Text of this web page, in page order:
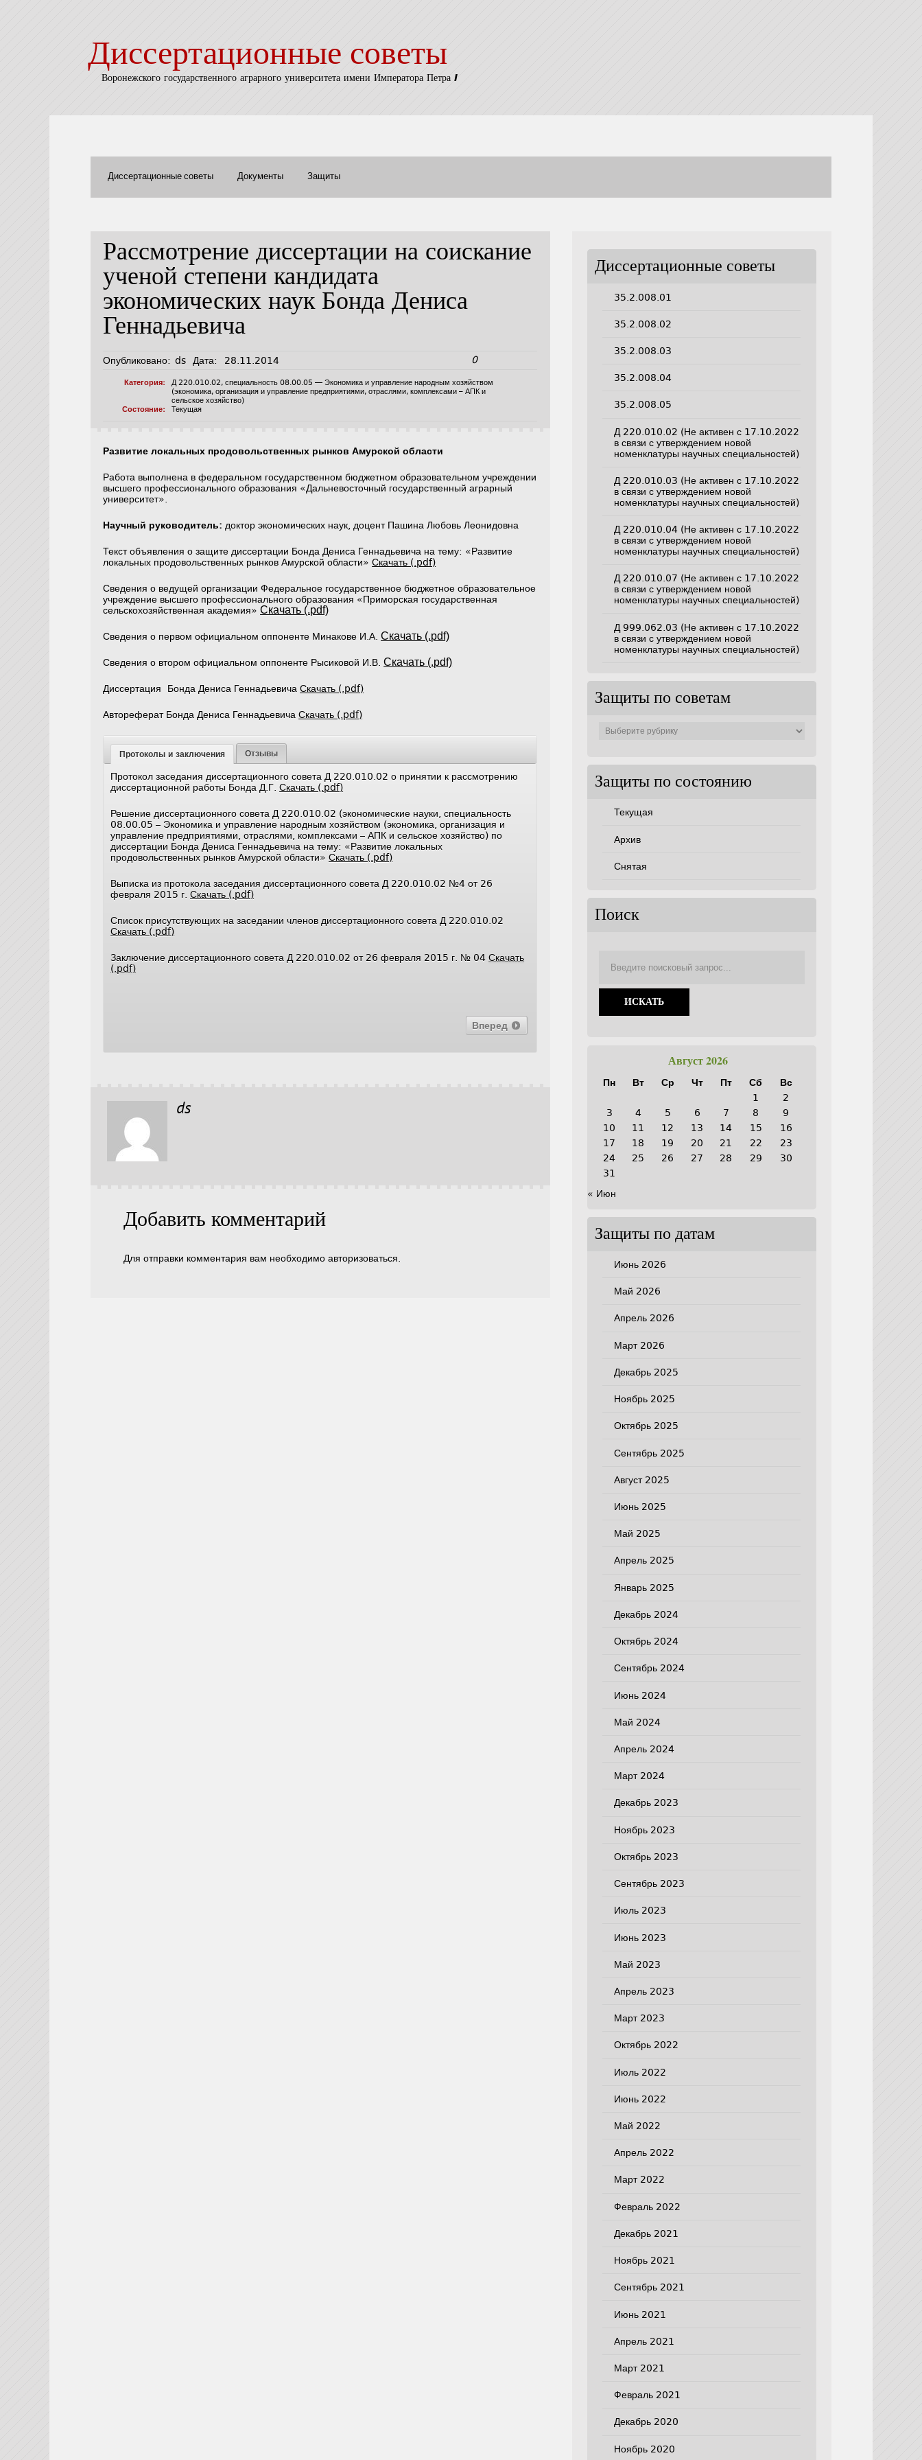
Диссертационные советы
Воронежского государственного аграрного университета имени Императора Петра I
Диссертационные советы Документы Защиты
Рассмотрение диссертации на соискание
ученой степени кандидата
экономических наук Бонда Дениса
Геннадьевича
Опубликовано: ds Дата: 28.11.2014 0
Категория: Д 220.010.02,специальность 08.00.05 — Экономика и управление народным хозяйством
(экономика, организация и управление предприятиями, отраслями, комплексами – АПК и
сельское хозяйство)
Состояние:
Текущая
Развитие локальных продовольственных рынков Амурской области
Работа выполнена в федеральном государственном бюджетном образовательном учреждении
высшего профессионального образования «Дальневосточный государственный аграрный
университет».
Научный руководитель: доктор экономических наук, доцент Пашина Любовь Леонидовна
Текст объявления о защите диссертации Бонда Дениса Геннадьевича на тему: «Развитие
локальных продовольственных рынков Амурской области»Скачать (.pdf)
Сведения о ведущей организации Федеральное государственное бюджетное образовательное
учреждение высшего профессионального образования «Приморская государственная
сельскохозяйственная академия»Скачать (.pdf)
Сведения о первом официальном оппоненте Минакове И.А.Скачать (.pdf)
Сведения о втором официальном оппоненте Рысиковой И.В.Скачать (.pdf)
Диссертация Бонда Дениса ГеннадьевичаСкачать (.pdf)
Автореферат Бонда Дениса ГеннадьевичаСкачать (.pdf)
Протоколы и заключения Отзывы
Протокол заседания диссертационного совета Д 220.010.02 о принятии к рассмотрению
диссертационной работы Бонда Д.Г.Скачать (.pdf)
Решение диссертационного совета Д 220.010.02 (экономические науки, специальность
08.00.05 – Экономика и управление народным хозяйством (экономика, организация и
управление предприятиями, отраслями, комплексами – АПК и сельское хозяйство) по
диссертации Бонда Дениса Геннадьевича на тему: «Развитие локальных
продовольственных рынков Амурской области»Скачать (.pdf)
Выписка из протокола заседания диссертационного совета Д 220.010.02 №4 от 26
февраля 2015 г.Скачать (.pdf)
Список присутствующих на заседании членов диссертационного совета Д 220.010.02
Скачать (.pdf)
Заключение диссертационного совета Д 220.010.02 от 26 февраля 2015 г. № 04Скачать
(.pdf)
Вперед
ds
Добавить комментарий
Для отправки комментария вам необходимоавторизоваться
Диссертационные советы
35.2.008.01
35.2.008.02
35.2.008.03
35.2.008.04
35.2.008.05
Д 220.010.02 (Не активен с 17.10.2022
в связи с утверждением новой
номенклатуры научных специальностей)
Д 220.010.03 (Не активен с 17.10.2022
в связи с утверждением новой
номенклатуры научных специальностей)
Д 220.010.04 (Не активен с 17.10.2022
в связи с утверждением новой
номенклатуры научных специальностей)
Д 220.010.07 (Не активен с 17.10.2022
в связи с утверждением новой
номенклатуры научных специальностей)
Д 999.062.03 (Не активен с 17.10.2022
в связи с утверждением новой
номенклатуры научных специальностей)
Защиты по советам
Защиты по состоянию
Текущая
Архив
Снятая
Поиск
Август 2026
Пн Вт Ср Чт Пт Сб
Вс
1
2
3
4 5 6 7 8
9
10
11 12 13 14 15
16
17
18 19 20 21 22
23
24
25 26 27 28 29
30
31
« Июн
Защиты по датам
Июнь 2026
Май 2026
Апрель 2026
Март 2026
Декабрь 2025
Ноябрь 2025
Октябрь 2025
Сентябрь 2025
Август 2025
Июнь 2025
Май 2025
Апрель 2025
Январь 2025
Декабрь 2024
Октябрь 2024
Сентябрь 2024
Июнь 2024
Май 2024
Апрель 2024
Март 2024
Декабрь 2023
Ноябрь 2023
Октябрь 2023
Сентябрь 2023
Июль 2023
Июнь 2023
Май 2023
Апрель 2023
Март 2023
Октябрь 2022
Июль 2022
Июнь 2022
Май 2022
Апрель 2022
Март 2022
Февраль 2022
Декабрь 2021
Ноябрь 2021
Сентябрь 2021
Июнь 2021
Апрель 2021
Март 2021
Февраль 2021
Декабрь 2020
Ноябрь 2020